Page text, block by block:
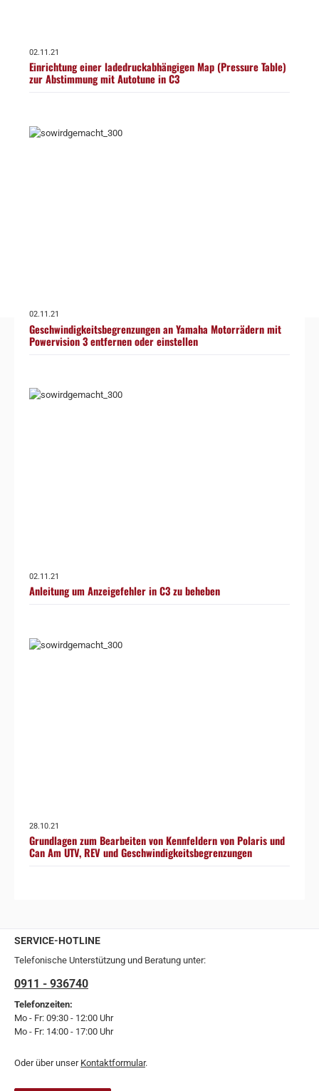
02.11.21
Einrichtung einer ladedruckabhängigen Map (Pressure Table)
zur Abstimmung mit Autotune in C3
02.11.21
Geschwindigkeitsbegrenzungen an Yamaha Motorrädern mit
Powervision 3 entfernen oder einstellen
02.11.21
Anleitung um Anzeigefehler in C3 zu beheben
28.10.21
Grundlagen zum Bearbeiten von Kennfeldern von Polaris und
Can Am UTV, REV und Geschwindigkeitsbegrenzungen
SERVICE-HOTLINE
Telefonische Unterstützung und Beratung unter:
0911 - 936740
Telefonzeiten:
Mo - Fr: 09:30 - 12:00 Uhr
Mo - Fr: 14:00 - 17:00 Uhr
Oder über unser Kontaktformular.